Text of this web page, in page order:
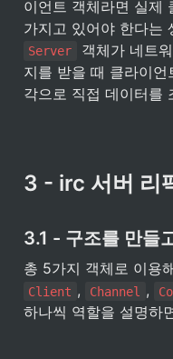
이언트 객체라면 실제
Server
객체가 네트
지를 받을 때 클라이언
각으로 직접 데이터를
3 - irc 서버 리
3.1 - 구조를 만들
총 5가지 객체로 이용
Client , Channel ,
하나씩 역할을 설명하